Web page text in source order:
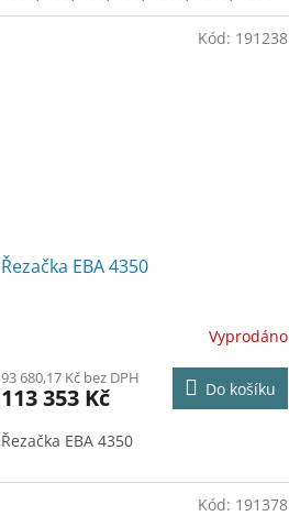
Řezačka EBA 4350
Vyprodáno
93 680,17 Kč bez DPH
113 353 Kč Do košíku
Řezačka EBA 4350
Kód: 191238
Kód: 191378